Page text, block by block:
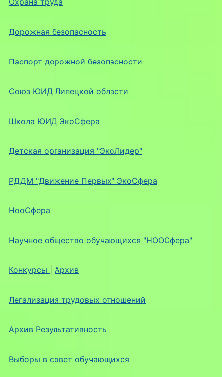
Охрана труда
Дорожная безопасность
Паспорт дорожной безопасности
Союз ЮИД Липецкой области
Школа ЮИД ЭкоСфера
Детская организация "ЭкоЛидер"
РДДМ "Движение Первых" ЭкоСфера
НооСфера
Научное общество обучающихся "НООСфера"
Конкурсы Архив
Легализация трудовых отношений
Архив Результативность
Выборы в совет обучающихся